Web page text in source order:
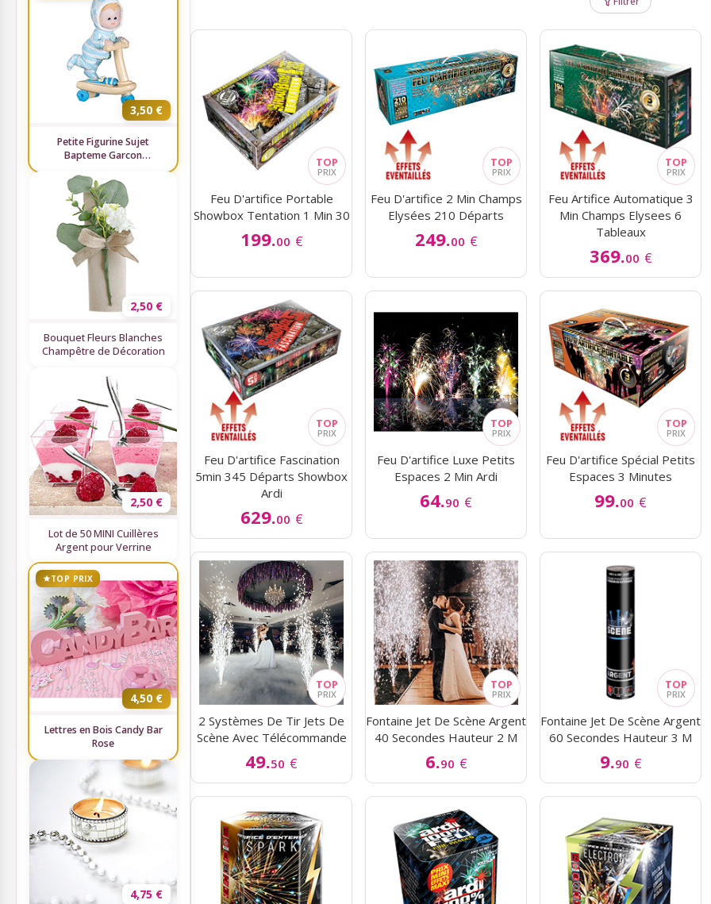
Gâteaux bonbons, bouquets
bonbons
Boîtes de chocolats
Etiquettes Personnalisées
Ruban Personnalisé
Rubans Tulle Organdi
Scrapbooking, Loisirs Créatifs
Ambiance Thème Vintage
Ambiance Thème Mer
Vaisselle, Cocktail, Mise en
Bouche
Articles Fluo
Déco salle baptême
Fleurs, Décoration Florale
Feux d'artifices
Sky Lanterns
Rubans Tulle Organdi
Scrapbooking, Loisirs Créatifs
3,50 €
Petite Figurine Sujet
Bapteme Garcon
2,50 €
Bouquet Fleurs Blanches
Champêtre de Décoration
2,50 €
Lot de 50 MINI Cuillères
Argent pour Verrine
TOP PRIX
4,50 €
Lettres en Bois Candy Bar
Rose
4,75 €
Feu D'artifice Portable
Showbox Tentation 1 Min 30
199.00 €
Feu D'artifice 2 Min Champs
Elysées 210 Départs
249.00 €
Feu Artifice Automatique 3
Min Champs Elysees 6
Tableaux
369.00 €
Feu D'artifice Fascination
5min 345 Départs Showbox
Ardi
629.00 €
Feu D'artifice Luxe Petits
Espaces 2 Min Ardi
64.90 €
Feu D'artifice Spécial Petits
Espaces 3 Minutes
99.00 €
2 Systèmes De Tir Jets De
Scène Avec Télécommande
49.50 €
Fontaine Jet De Scène Argent
40 Secondes Hauteur 2 M
6.90 €
Fontaine Jet De Scène Argent
60 Secondes Hauteur 3 M
9.90 €